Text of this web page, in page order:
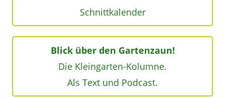
Schnittkalender
Blick über den Gartenzaun!
Die Kleingarten-Kolumne.
Als Text und Podcast.